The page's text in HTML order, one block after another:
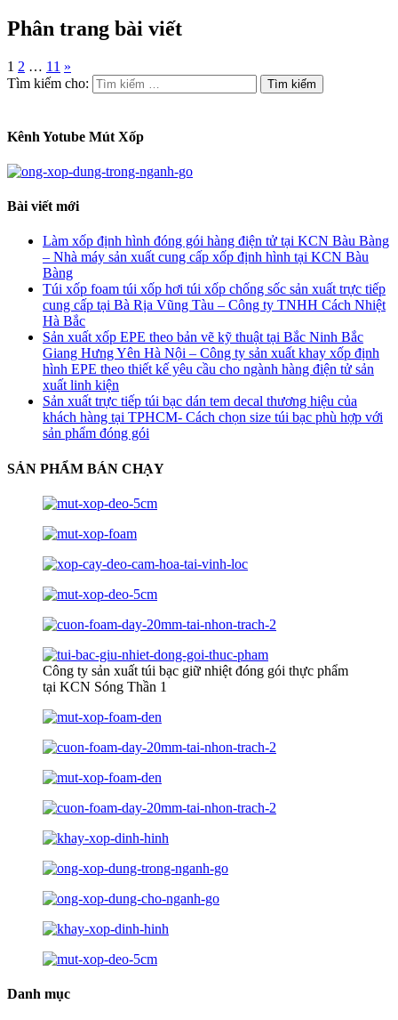
Phân trang bài viết
1 2 … 11 »
Tìm kiếm cho:
Kênh Yotube Mút Xốp
Bài viết mới
Làm xốp định hình đóng gói hàng điện tử tại KCN Bàu Bàng
– Nhà máy sản xuất cung cấp xốp định hình tại KCN Bàu
Bàng
Túi xốp foam túi xốp hơi túi xốp chống sốc sản xuất trực tiếp
cung cấp tại Bà Rịa Vũng Tàu – Công ty TNHH Cách Nhiệt
Hà Bắc
Sản xuất xốp EPE theo bản vẽ kỹ thuật tại Bắc Ninh Bắc
Giang Hưng Yên Hà Nội – Công ty sản xuất khay xốp định
hình EPE theo thiết kế yêu cầu cho ngành hàng điện tử sản
xuất linh kiện
Sản xuất trực tiếp túi bạc dán tem decal thương hiệu của
khách hàng tại TPHCM- Cách chọn size túi bạc phù hợp với
sản phẩm đóng gói
SẢN PHẨM BÁN CHẠY
Công ty sản xuất túi bạc giữ nhiệt đóng gói thực phẩm
tại KCN Sóng Thần 1
Danh mục